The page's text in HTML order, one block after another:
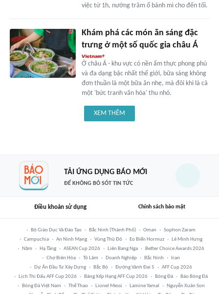
việc từ 1h, nướng trăm ổ bánh mì cho đến tối.
Khám phá các món ăn sáng đặc
trưng ở một số quốc gia châu Á
Ở châu Á - khu vực có nền ẩm thực phong phú
và đa dạng bậc nhất thế giới, bữa sáng không
đơn thuần là một bữa ăn nhẹ, mà đôi khi là cả
một 'bức tranh văn hóa' thu nhỏ.
XEM THÊM
TẢI ỨNG DỤNG BÁO MỚI
ĐỂ KHÔNG BỎ SÓT TIN TỨC
Điều khoản sử dụng Chính sách bảo mật
Bộ Giáo Dục Và Đào Tạo Bắc Ninh (thành Phố) Oman
Sophon Zaram
Campuchia
An Ninh Mạng Vùng Thủ Đô Eo Biển Hormuz
Lê Minh Hưng
Năm
Hạ Tầng ASEAN Cup 2026 Liên Bang Nga
Better Choice Awards 2026
Chợ Biên Hòa
Tô Lâm Doanh Nghiệp Bắc Ninh
Iran
Dự Án Đầu Tư Xây Dựng
Bắc Bộ Đường Vành Đai 5
AFF Cup 2026
Lịch Thi Đấu AFF Cup 2026
Bảng Xếp Hạng AFF Cup 2026 Bóng Đá
Báo Bóng Đá
Bóng Đá Việt Nam
Thể Thao Lionel Messi Lamine Yamal
Nguyễn Xuân Son